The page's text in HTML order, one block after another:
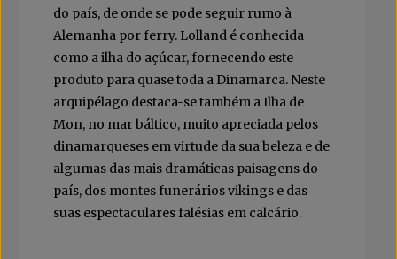
do país, de onde se pode seguir rumo à
Alemanha por ferry. Lolland é conhecida
como a ilha do açúcar, fornecendo este
produto para quase toda a Dinamarca. Neste
arquipélago destaca-se também a Ilha de
Mon, no mar báltico, muito apreciada pelos
dinamarqueses em virtude da sua beleza e de
algumas das mais dramáticas paisagens do
país, dos montes funerários vikings e das
suas espectaculares falésias em calcário.